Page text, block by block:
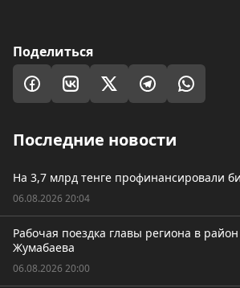
Поделиться
Последние новости
На 3,7 млрд тенге профинансировали
06.08.2026 20:04
Рабочая поездка главы региона в
Жумабаева
06.08.2026 20:00